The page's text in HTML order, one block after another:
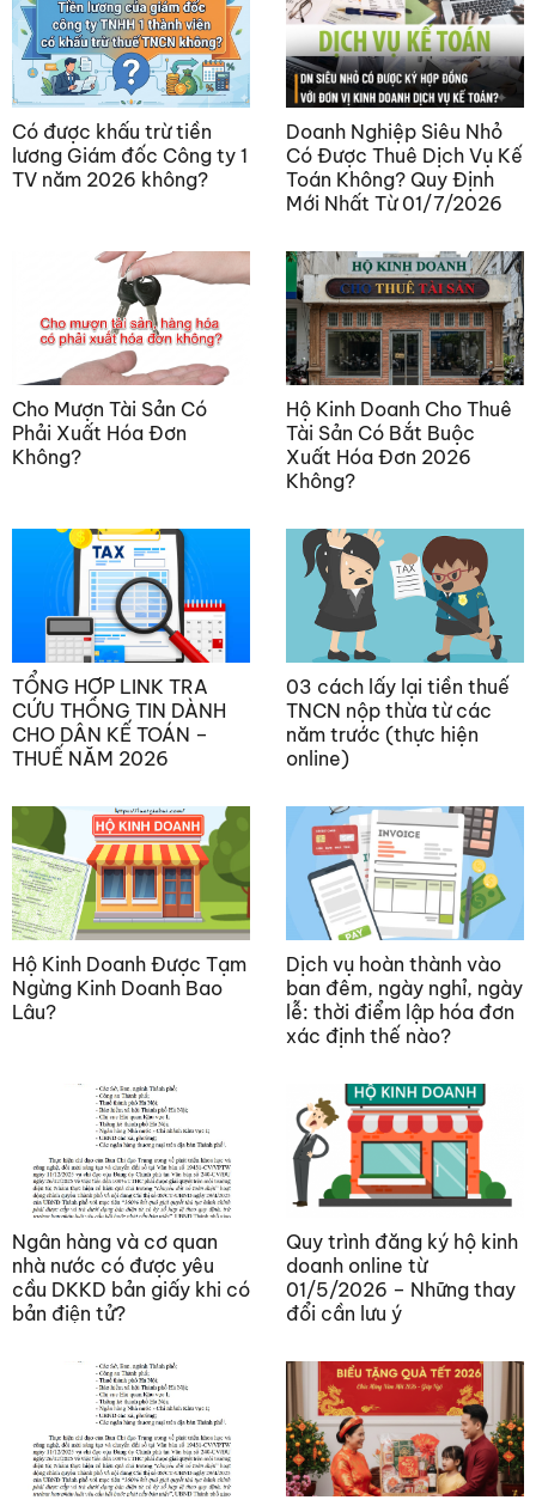
Có được khấu trừ tiền
lương Giám đốc Công ty 1
TV năm 2026 không?
Doanh Nghiệp Siêu Nhỏ
Có Được Thuê Dịch Vụ Kế
Toán Không? Quy Định
Mới Nhất Từ 01/7/2026
Cho Mượn Tài Sản Có
Phải Xuất Hóa Đơn
Không?
Hộ Kinh Doanh Cho Thuê
Tài Sản Có Bắt Buộc
Xuất Hóa Đơn 2026
Không?
TỔNG HỢP LINK TRA
CỨU THÔNG TIN DÀNH
CHO DÂN KẾ TOÁN –
THUẾ NĂM 2026
03 cách lấy lại tiền thuế
TNCN nộp thừa từ các
năm trước (thực hiện
online)
Hộ Kinh Doanh Được Tạm
Ngừng Kinh Doanh Bao
Lâu?
Dịch vụ hoàn thành vào
ban đêm, ngày nghỉ, ngày
lễ: thời điểm lập hóa đơn
xác định thế nào?
Ngân hàng và cơ quan
nhà nước có được yêu
cầu DKKD bản giấy khi có
bản điện tử?
Quy trình đăng ký hộ kinh
doanh online từ
01/5/2026 – Những thay
đổi cần lưu ý